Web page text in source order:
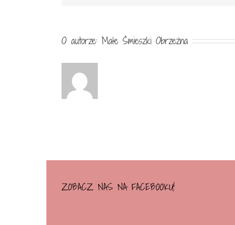
O autorze: Małe Śmieszki Obrzeżna
ZOBACZ NAS NA FACEBOOKU!